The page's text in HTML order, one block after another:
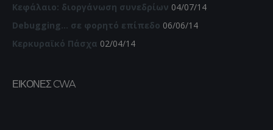
Κεφάλαιο: διοργάνωση συνεδρίων 04/07/14
Debugging… σε φορητό επίπεδο 06/06/14
Κερκυραϊκό Πάσχα 02/04/14
ΕΙΚΌΝΕΣ CWA